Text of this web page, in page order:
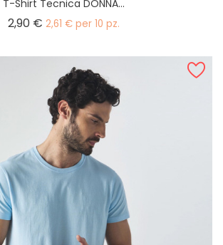
T-Shirt Tecnica DONNA...
2,90 € Prezzo
2,61 € per 10 pz.